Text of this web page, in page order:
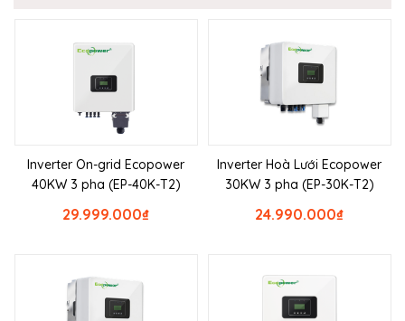
Inverter On-grid Ecopower
40KW 3 pha (EP-40K-T2)
₫
29.999.000
Inverter Hoà Lưới Ecopower
30KW 3 pha (EP-30K-T2)
₫
24.990.000